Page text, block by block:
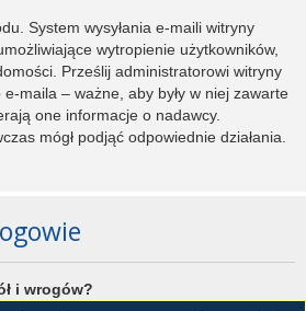
System wysyłania e-maili witryny
wytropienie użytkowników,
Prześlij administratorowi witryny
maila – ważne, aby były w niej zawarte
one informacje o nadawcy.
mógł podjąć odpowiednie działania.
i wrogów?